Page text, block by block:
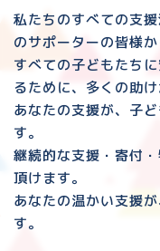
私たちのすべての支
のサポーターの皆様
すべての子どもたち
るために、多くの助け
あなたの支援が、子
す。
継続的な支援・寄付
頂けます。
あなたの温かい支援
す。